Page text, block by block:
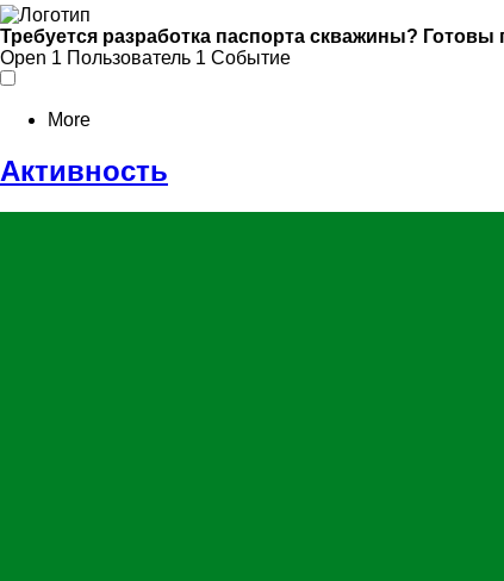
Требуется разработка паспорта скважины?
Open 1 Пользователь 1 Событие
More
Активность